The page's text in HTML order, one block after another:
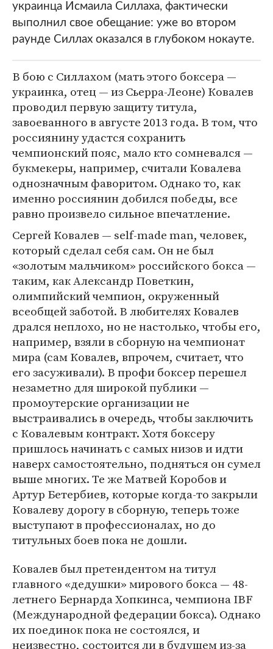
украинца Исмаила Силлаха, фактически
выполнил свое обещание: уже во втором
раунде Силлах оказался в глубоком нокауте.
В бою с Силлахом (мать этого боксера —
украинка, отец — из Сьерра-Леоне) Ковалев
проводил первую защиту титула,
завоеванного в августе 2013 года. В том, что
россиянину удастся сохранить
чемпионский пояс, мало кто сомневался —
букмекеры, например, считали Ковалева
однозначным фаворитом. Однако то, как
именно россиянин добился победы, все
равно произвело сильное впечатление.
Сергей Ковалев — self-made man, человек,
который сделал себя сам. Он не был
«золотым мальчиком» российского бокса —
таким, как Александр Поветкин,
олимпийский чемпион, окруженный
всеобщей заботой. В любителях Ковалев
дрался неплохо, но не настолько, чтобы его,
например, взяли в сборную на чемпионат
мира (сам Ковалев, впрочем, считает, что
его засуживали). В профи боксер перешел
незаметно для широкой публики —
промоутерские организации не
выстраивались в очередь, чтобы заключить
с Ковалевым контракт. Хотя боксеру
пришлось начинать с самых низов и идти
наверх самостоятельно, подняться он сумел
выше многих. Те же Матвей Коробов и
Артур Бетербиев, которые когда-то закрыли
Ковалеву дорогу в сборную, теперь тоже
выступают в профессионалах, но до
титульных боев пока не дошли.
Ковалев был претендентом на титул
главного «дедушки» мирового бокса — 48-
летнего Бернарда Хопкинса, чемпиона IBF
(Международной федерации бокса). Однако
их поединок пока не состоялся, и
неизвестно, состоится ли в будущем из-за